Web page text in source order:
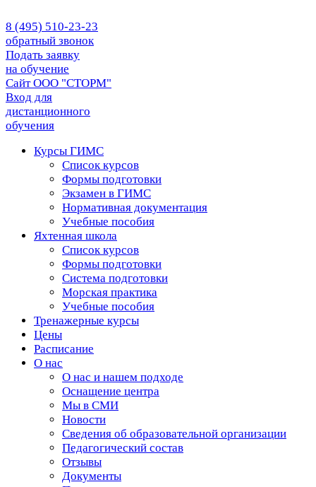
8 (495) 510-23-23
обратный звонок
Подать заявку
на обучение
Сайт ООО "СТОРМ"
Вход для
дистанционного
обучения
Курсы ГИМС
Список курсов
Формы подготовки
Экзамен в ГИМС
Нормативная документация
Учебные пособия
Яхтенная школа
Список курсов
Формы подготовки
Cистема подготовки
Морская практика
Учебные пособия
Тренажерные курсы
Цены
Расписание
О нас
О нас и нашем подходе
Оснащение центра
Мы в СМИ
Новости
Сведения об образовательной организации
Педагогический состав
Отзывы
Документы